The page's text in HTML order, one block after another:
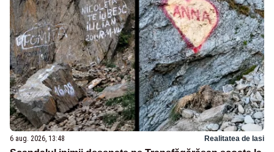
6 aug. 2026, 13:48 Realitatea de Iasi